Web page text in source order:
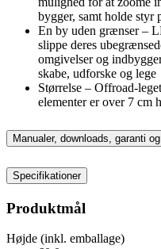
bygger, samt holde styr
En by uden grænser –
slippe deres
omgivelser og
skabe, udforske og lege
Størrelse – Offroad-
elementer er over 7 cm
Manualer, downloads, garanti
Specifikationer
Produktmål
Højde (inkl. emballage)